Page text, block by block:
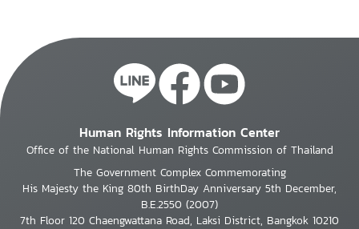
Human Rights Information Center
Office of the National Human Rights Commission of Thailand
The Government Complex Commemorating
His Majesty the King 80th BirthDay Anniversary 5th December,
B.E.2550 (2007)
7th Floor 120 Chaengwattana Road, Laksi District, Bangkok 10210